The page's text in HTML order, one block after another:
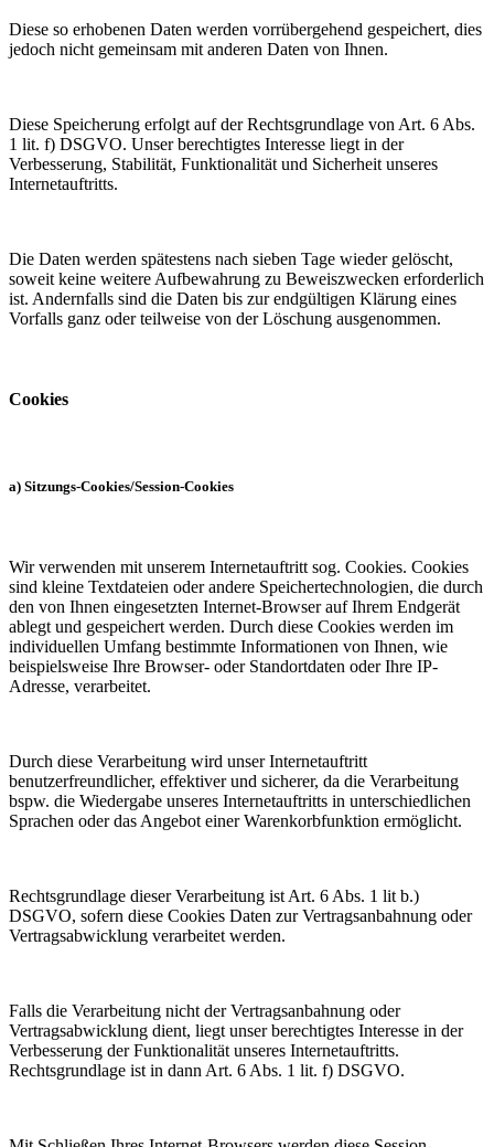
Diese so erhobenen Daten werden vorrübergehend gespeichert, dies
jedoch nicht gemeinsam mit anderen Daten von Ihnen.
Diese Speicherung erfolgt auf der Rechtsgrundlage von Art. 6 Abs.
1 lit. f) DSGVO. Unser berechtigtes Interesse liegt in der
Verbesserung, Stabilität, Funktionalität und Sicherheit unseres
Internetauftritts.
Die Daten werden spätestens nach sieben Tage wieder gelöscht,
soweit keine weitere Aufbewahrung zu Beweiszwecken erforderlich
ist. Andernfalls sind die Daten bis zur endgültigen Klärung eines
Vorfalls ganz oder teilweise von der Löschung ausgenommen.
Cookies
a) Sitzungs-Cookies/Session-Cookies
Wir verwenden mit unserem Internetauftritt sog. Cookies. Cookies
sind kleine Textdateien oder andere Speichertechnologien, die durch
den von Ihnen eingesetzten Internet-Browser auf Ihrem Endgerät
ablegt und gespeichert werden. Durch diese Cookies werden im
individuellen Umfang bestimmte Informationen von Ihnen, wie
beispielsweise Ihre Browser- oder Standortdaten oder Ihre IP-
Adresse, verarbeitet.
Durch diese Verarbeitung wird unser Internetauftritt
benutzerfreundlicher, effektiver und sicherer, da die Verarbeitung
bspw. die Wiedergabe unseres Internetauftritts in unterschiedlichen
Sprachen oder das Angebot einer Warenkorbfunktion ermöglicht.
Rechtsgrundlage dieser Verarbeitung ist Art. 6 Abs. 1 lit b.)
DSGVO, sofern diese Cookies Daten zur Vertragsanbahnung oder
Vertragsabwicklung verarbeitet werden.
Falls die Verarbeitung nicht der Vertragsanbahnung oder
Vertragsabwicklung dient, liegt unser berechtigtes Interesse in der
Verbesserung der Funktionalität unseres Internetauftritts.
Rechtsgrundlage ist in dann Art. 6 Abs. 1 lit. f) DSGVO.